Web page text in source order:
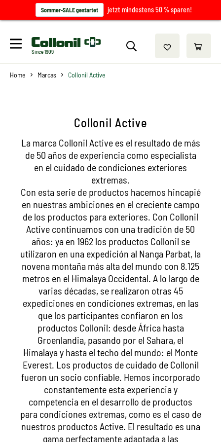
Sommer-SALE gestartet jetzt mindestens 50 % sparen!
Since 1909
Home Marcas Collonil Active
Collonil Active
La marca Collonil Active es el resultado de más
de 50 años de experiencia como especialista
en el cuidado de condiciones exteriores
extremas.
Con esta serie de productos hacemos hincapié
en nuestras ambiciones en el creciente campo
de los productos para exteriores. Con Collonil
Active continuamos con una tradición de 50
años: ya en 1962 los productos Collonil se
utilizaron en una expedición al Nanga Parbat, la
novena montaña más alta del mundo con 8.125
metros en el Himalaya Occidental. A lo largo de
varias décadas, se realizaron otras 45
expediciones en condiciones extremas, en las
que los participantes confiaron en los
productos Collonil: desde África hasta
Groenlandia, pasando por el Sahara, el
Himalaya y hasta el techo del mundo: el Monte
Everest. Los productos de cuidado de Collonil
fueron un socio confiable. Hemos incorporado
constantemente esta experiencia y
competencia en el desarrollo de productos
para condiciones extremas, como es el caso de
nuestros productos Active. El resultado es una
gama perfectamente adaptada a las